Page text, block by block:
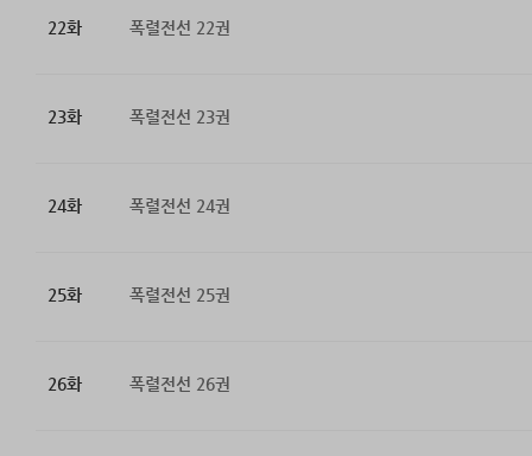
22화 폭렬전선 22권
23화 폭렬전선 23권
24화 폭렬전선 24권
25화 폭렬전선 25권
26화 폭렬전선 26권